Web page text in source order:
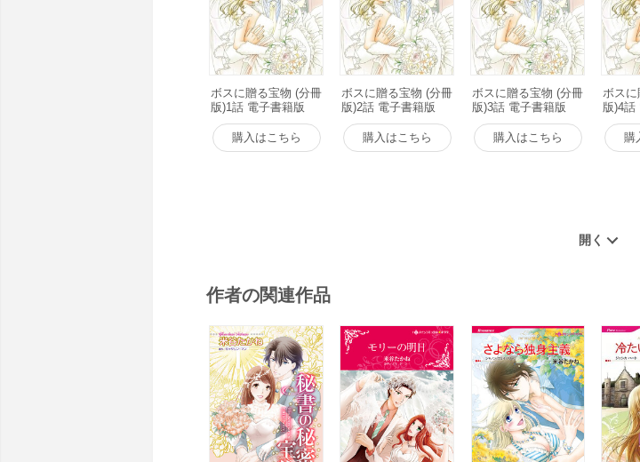
ボスに贈る宝物 (分冊
版)1話 電子書籍版
購入はこちら
ボスに贈る宝物 (分冊
版)2話 電子書籍版
購入はこちら
ボスに贈る宝物 (分冊
版)3話 電子書籍版
購入はこちら
ボス
版)4話
購
作者の関連作品